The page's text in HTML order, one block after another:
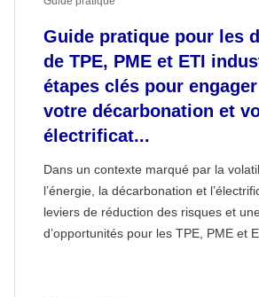
Guide pratique pour les
de TPE, PME et ETI
étapes clés pour
votre décarbonation et
électrificat...
Dans un contexte marqué par la
l’énergie, la décarbonation et
leviers de réduction des risques et
d’opportunités pour les TPE, PME et